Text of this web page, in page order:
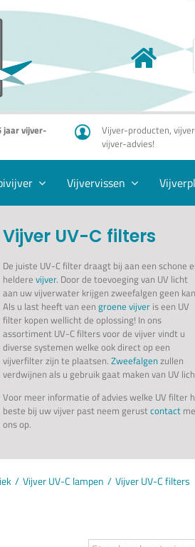
jaar vijver-
Vijver-producten,
vijver-advies!
Vijvervissen
Vijver UV-C filters
De juiste UV-C filter draagt bij aan een schone
helderevijver. Door de toevoeging van UV licht
aan uw vijverwater krijgen zweefalgen geen
Als u last heeft van eengroene vijver is een UV
filter kopen wellicht de oplossing! In ons
assortiment UV-C filters voor de vijver vindt u
diverse systemen welke ook direct op een
vijverfilter zijn te plaatsen.Zweefalgenzullen
verdwijnen als u gebruik gaat maken van UV
Voor meer informatie of advies welke UV filter
beste bij uw vijver past neem gerustcontact
ons op.
Vijver UV-C lampen Vijver UV-C filters